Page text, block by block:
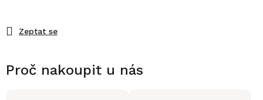
Zeptat se
Proč nakoupit u nás